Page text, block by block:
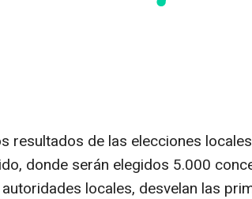
resultados de las elecciones
donde serán elegidos 5.000
locales, desvelan las